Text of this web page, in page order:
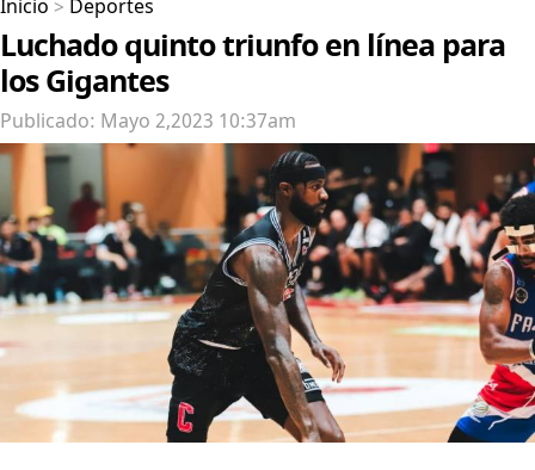
Inicio > Deportes
Luchado quinto triunfo en línea para
los Gigantes
Publicado: Mayo 2,2023 10:37am